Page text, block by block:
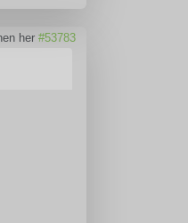
her #53783